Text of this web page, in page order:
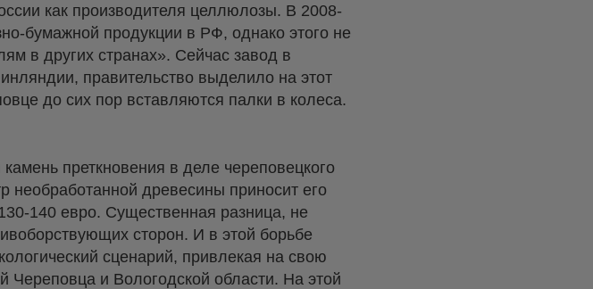
как производителя целлюлозы. В 2008-
бумажной продукции в РФ, однако этого не
в других странах». Сейчас завод в
правительство выделило на этот
до сих пор вставляются палки в колеса.
преткновения в деле череповецкого
необработанной древесины приносит его
140 евро. Существенная разница, не
сторон. И в этой борьбе
сценарий, привлекая на свою
Череповца и Вологодской области. На этой